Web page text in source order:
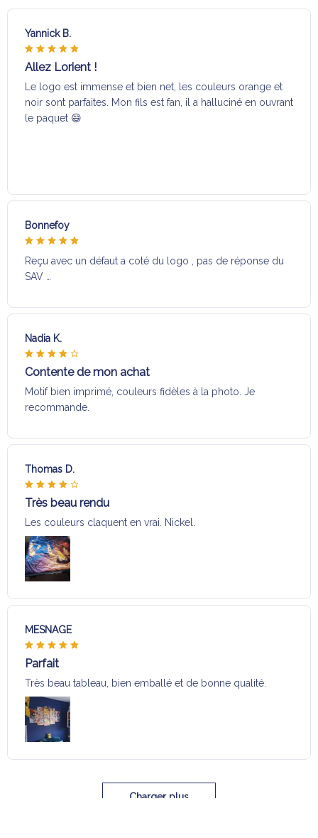
Yannick B.
Allez Lorient !
Le logo est immense et bien net, les couleurs orange et
noir sont parfaites. Mon fils est fan, il a halluciné en ouvrant
le paquet 😄
Bonnefoy
Reçu avec un défaut a coté du logo , pas de réponse du
SAV …
Nadia K.
Contente de mon achat
Motif bien imprimé, couleurs fidèles à la photo. Je
recommande.
Thomas D.
Très beau rendu
Les couleurs claquent en vrai. Nickel.
MESNAGE
Parfait
Très beau tableau, bien emballé et de bonne qualité.
Charger plus